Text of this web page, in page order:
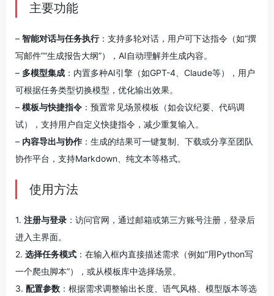
主要功能
– 智能对话与任务执行：支持多轮对话，用户可下达指令（如“撰
写邮件”“生成报告大纲”），AI自动理解并生成内容。
– 多模型集成 ：内置多种AI引擎（如GPT-4、Claude等），用户
可根据任务类型切换模型，优化输出效果。
– 模板与快捷指令 ：预置常见场景模板（如会议纪要、代码调
试），支持用户自定义快捷指令，减少重复输入。
– 内容导出与协作 ：生成的结果可一键复制、下载或分享至团队
协作平台，支持Markdown、纯文本等格式。
使用方法
1. 注册与登录 ：访问官网，通过邮箱或第三方账号注册，登录后
进入主界面。
2. 选择任务模式 ：在输入框内直接描述需求（例如“用Python写
一个爬虫脚本”），或从模板库中选择场景。
3. 配置参数 ：根据需求调整输出长度、语气风格、模型版本等选